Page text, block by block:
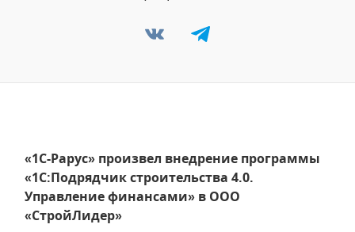
«1С-Рарус» произвел внедрение программы
«1С:Подрядчик строительства 4.0.
Управление финансами» в ООО
«СтройЛидер»